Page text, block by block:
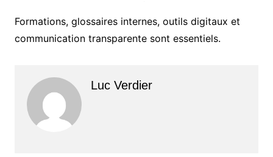
Formations, glossaires internes, outils digitaux et
communication transparente sont essentiels.
Luc Verdier